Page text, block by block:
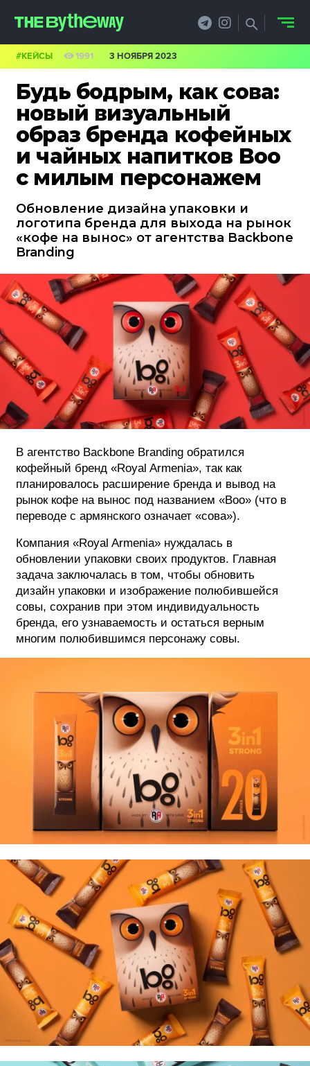
Будь бодрым, как сова:
новый визуальный
образ бренда кофейных
и чайных напитков Boo
с милым персонажем
Обновление дизайна упаковки и
логотипа бренда для выхода на рынок
«кофе на вынос» от агентства Backbone
Branding
#КЕЙСЫ 1991 3 НОЯБРЯ 2023
В агентство Backbone Branding обратился
кофейный бренд «Royal Armenia», так как
планировалось расширение бренда и вывод на
рынок кофе на вынос под названием «Boo» (что в
переводе с армянского означает «сова»).
Компания «Royal Armenia» нуждалась в
обновлении упаковки своих продуктов. Главная
задача заключалась в том, чтобы обновить
дизайн упаковки и изображение полюбившейся
совы, сохранив при этом индивидуальность
бренда, его узнаваемость и остаться верным
многим полюбившимся персонажу совы.
PRO.ОБЗОР
КЕЙСЫ
ФИЛОСОФИЯ
КРЕАТИВА
БИЗНЕС И
ФЕСТИВАЛИ
ФОТОГРАФИЯ
ТИПОГРАФИКА
ИСТОРИИ БРЕНДОВ
О ПРОЕКТЕ
РЕКЛАМА
КОНТАКТЫ